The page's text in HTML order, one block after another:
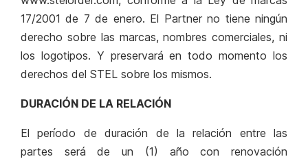
17/2001 de 7 de enero. El Partner no tiene ningún
derecho sobre las marcas, nombres comerciales, ni
los logotipos. Y preservará en todo momento los
derechos del STEL sobre los mismos.
DURACIÓN DE LA RELACIÓN
El período de duración de la relación entre las
partes será de un (1) año con renovación